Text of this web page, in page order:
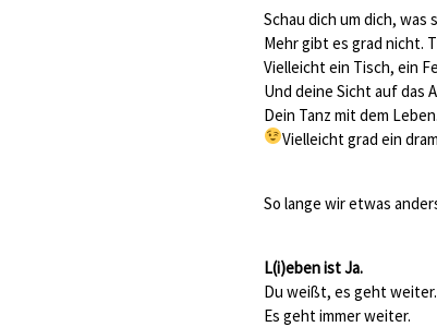
Schau dich um dich, was
Mehr gibt es grad nicht.
Vielleicht ein Tisch, ein
Und deine Sicht auf das
Dein Tanz mit dem Leben.
Vielleicht grad ein
So lange wir etwas
L(i)eben ist Ja.
Du weißt, es geht weiter.
Es geht immer weiter.